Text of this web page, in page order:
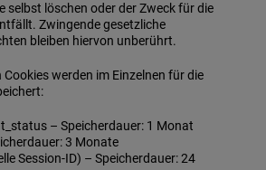
selbst löschen oder der Zweck für die
Zwingende gesetzliche
bleiben hiervon unberührt.
Cookies werden im Einzelnen für die
– Speicherdauer: 1 Monat
3 Monate
Session-ID) – Speicherdauer: 24